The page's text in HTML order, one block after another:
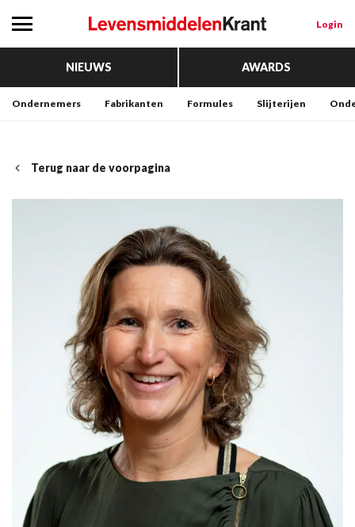
Login
NIEUWS AWARDS
Ondernemers Fabrikanten Formules Slijterijen
Terug naar de voorpagina